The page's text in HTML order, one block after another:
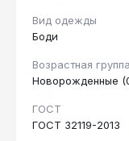
Вид одежды
Боди
Возрастная группа
Новорожденные
ГОСТ
ГОСТ 32119-2013